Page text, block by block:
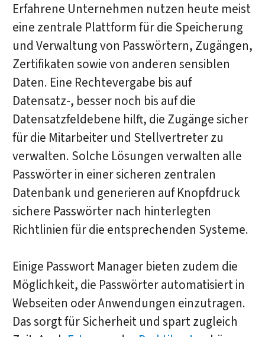
Erfahrene Unternehmen nutzen heute meist
eine zentrale Plattform für die Speicherung
und Verwaltung von Passwörtern, Zugängen,
Zertifikaten sowie von anderen sensiblen
Daten. Eine Rechtevergabe bis auf
Datensatz-, besser noch bis auf die
Datensatzfeldebene hilft, die Zugänge sicher
für die Mitarbeiter und Stellvertreter zu
verwalten. Solche Lösungen verwalten alle
Passwörter in einer sicheren zentralen
Datenbank und generieren auf Knopfdruck
sichere Passwörter nach hinterlegten
Richtlinien für die entsprechenden Systeme.
Einige Passwort Manager bieten zudem die
Möglichkeit, die Passwörter automatisiert in
Webseiten oder Anwendungen einzutragen.
Das sorgt für Sicherheit und spart zugleich